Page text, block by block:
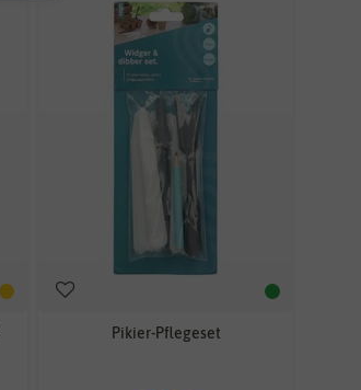
Pikier-Pflegeset